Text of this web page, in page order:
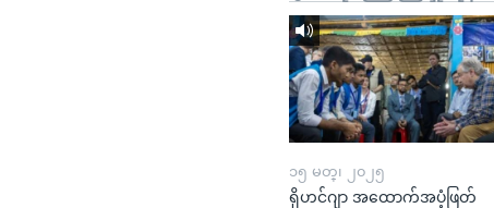
၁၅ မတ္၊ ၂၀၂၅
ရိုဟင်ဂျာ အထောက်အပံ့ဖြတ်